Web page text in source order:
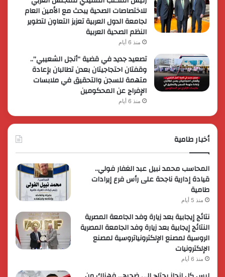
للاختصاصات الصحية يبحث مع الأمين العام
لجامعة الدول العربية تعزيز التعاون لتطوير
النظم الصحية العربية
منذ 6 أيام
تصعيد جديد في قضية “أنجل الشعيبي”..
وقفتان احتجاجيتان بعدن تطالبان بإعادة
متهمة للسجن والتحقيق في ملابسات
الإفراج عن المحكومين
منذ 6 أيام
أخبار طامية
المحاسب محمد نبيل عبد الغفار فولي..
قيادة إدارية ناجحة على رأس فرع إيرادات
طامية
منذ 5 أيام
نتائج إيجابية بعد زيارة وفد الجامعة المصرية
النتائج إيجابية بعد زيارة وفد الجامعة المصرية
الروسية لمصنع الإلكترونياتروسية لمصنع
الإلكترونيات
منذ 6 أيام